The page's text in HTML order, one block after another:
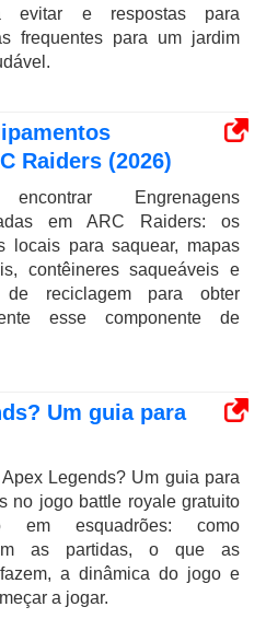
evitar e respostas para
frequentes para um jardim
Raiders (2026)
Engrenagens
em ARC Raiders: os
locais para saquear, mapas
contêineres saqueáveis ​​e
de reciclagem para obter
esse componente de
Um guia para
Legends? Um guia para
no jogo battle royale gratuito
em esquadrões: como
as partidas, o que as
a dinâmica do jogo e
a jogar.